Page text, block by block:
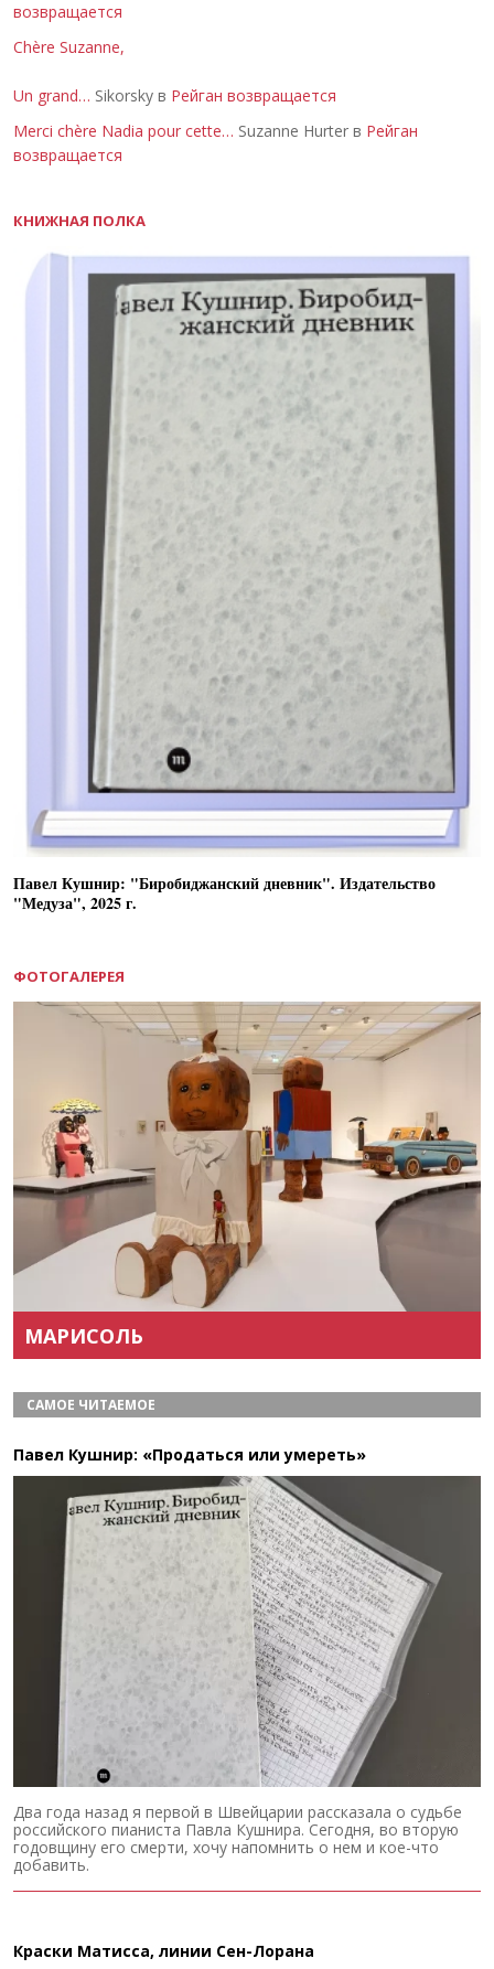
возвращается
Chère Suzanne,
Un grand… Sikorsky в Рейган возвращается
Merci chère Nadia pour cette… Suzanne Hurter в Рейган
возвращается
КНИЖНАЯ ПОЛКА
Павел Кушнир: "Биробиджанский дневник". Издательство
"Медуза", 2025 г.
ФОТОГАЛЕРЕЯ
МАРИСОЛЬ
САМОЕ ЧИТАЕМОЕ
Павел Кушнир: «Продаться или умереть»
Два года назад я первой в Швейцарии рассказала о судьбе
российского пианиста Павла Кушнира. Сегодня, во вторую
годовщину его смерти, хочу напомнить о нем и кое-что
добавить.
Краски Матисса, линии Сен-Лорана